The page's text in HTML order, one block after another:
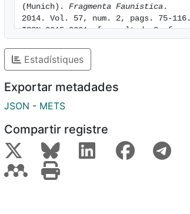
(Munich). Fragmenta Faunistica .
2014. Vol. 57, num. 2, pags. 75-116.
ISSN 0015-9301. [consulted: 8 of
https://hdl.handle.net/2445/103508
Estadístiques
Exportar metadades
JSON - METS
Compartir registre